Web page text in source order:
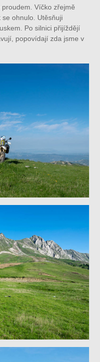
Víčko zřejmě
ohnulo. Utěsňuji
Po silnici přijíždějí
popovídají zda jsme v